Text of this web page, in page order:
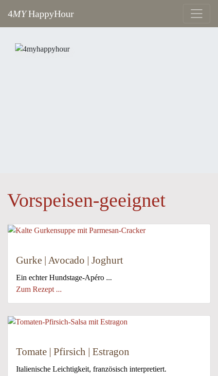
4MYHappyHour
Vorspeisen-geeignet
Gurke | Avocado | Joghurt
Ein echter Hundstage-Apéro ...
Zum Rezept ...
Tomate | Pfirsich | Estragon
Italienische Leichtigkeit, französisch interpretiert.